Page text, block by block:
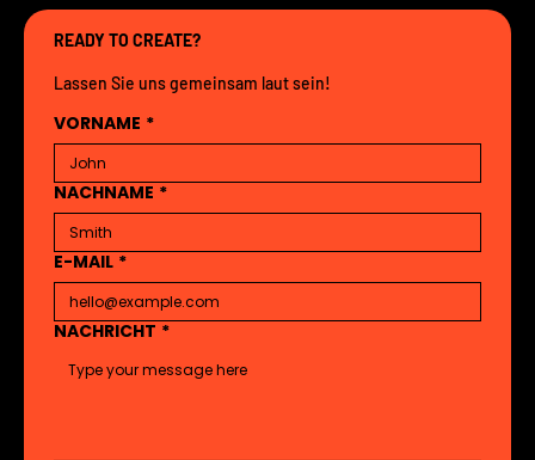
READY TO CREATE?
Lassen Sie uns gemeinsam laut sein!
VORNAME *
NACHNAME *
E-MAIL *
NACHRICHT *